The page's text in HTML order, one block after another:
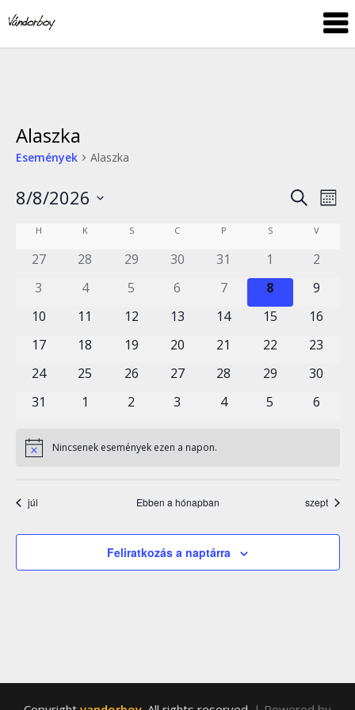
to
content
Alaszka
Események Alaszka
nézet
Keresett
8/8/2026
Események
naptár
H KKEDD SSZERDA C CSÜTÖRTÖK
P SSZOMBATV
0
27
0
28
0
29
0
30
0
események
31
0
események
1
0
2
0
3
0
4
0
5
0
6
0
események
7
0
események
8
0
9
010
011
012
013
014
015
016
017
018
019
0
20
0
21
0
22
0
23
0
24
0
25
0
26
0
27
0
28
0
29
0
30
0
31
01
0
2
0
3
0
4
0
5
0
6
NoticeNincsenek események ezen a napon.
júl Ebben a hónapban szept
Feliratkozás a naptárra